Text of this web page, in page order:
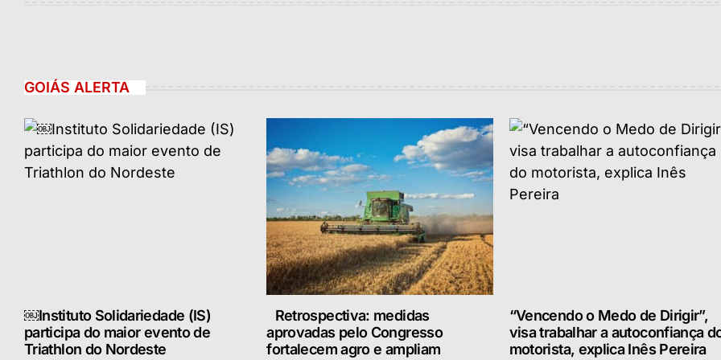
GOIÁS ALERTA
￼Instituto Solidariedade (IS)
participa do maior evento de
Triathlon do Nordeste
Retrospectiva: medidas
aprovadas pelo Congresso
fortalecem agro e ampliam
“Vencendo o Medo de Dirigir”,
visa trabalhar a autoconfiança
motorista, explica Inês Pereira